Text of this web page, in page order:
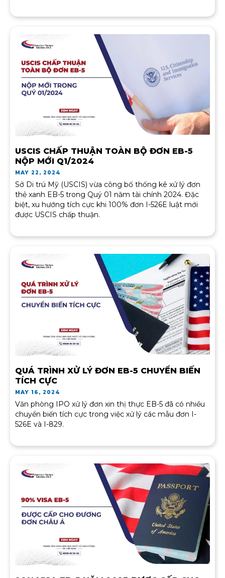
USCIS CHẤP THUẬN TOÀN BỘ ĐƠN EB-5
NỘP MỚI Q1/2024
MAY 22, 2024
Sở Di trú Mỹ (USCIS) vừa công bố thống kê xử lý đơn
thẻ xanh EB-5 trong Quý 01 năm tài chính 2024. Đặc
biệt, xu hướng tích cực khi 100% đơn I-526E luật mới
được USCIS chấp thuận.
QUÁ TRÌNH XỬ LÝ ĐƠN EB-5 CHUYỂN BIẾN
TÍCH CỰC
MAY 16, 2024
Văn phòng IPO xử lý đơn xin thị thực EB-5 đã có nhiều
chuyển biến tích cực trong việc xử lý các mẫu đơn I-
526E và I-829.